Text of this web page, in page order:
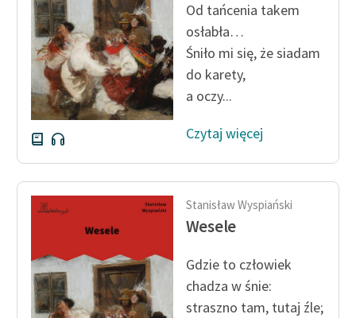
Od tańcenia takem
osłabła…
Śniło mi się, że siadam
do karety,
a oczy...
Czytaj więcej
Stanisław Wyspiański
Wesele
Gdzie to człowiek
chadza w śnie:
straszno tam, tutaj źle;